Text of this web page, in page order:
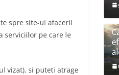
spre site-ul afacerii
serviciilor pe care le
vizat), si puteti atrage